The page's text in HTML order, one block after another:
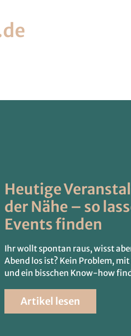
Heutige
der Nähe – so
Events finden
Ihr wollt spontan raus, wisst
Abend los ist? Kein Problem,
und ein bisschen Know-how
Artikel lesen